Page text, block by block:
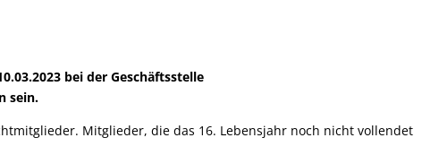
bei der Geschäftsstelle
sein.
Mitglieder, die das 16. Lebensjahr noch nicht vollendet